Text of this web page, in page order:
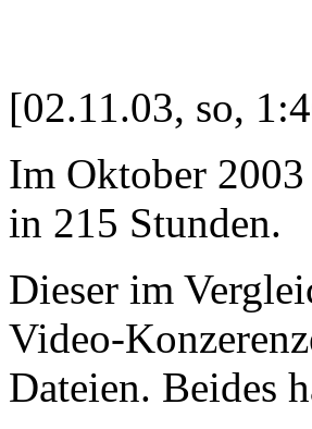
[02.11.03, so,
Im Oktober
in 215 Stunden.
Dieser im
Video-
Dateien. Beides